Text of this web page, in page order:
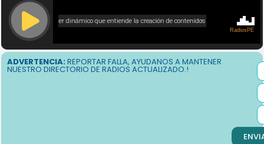
ADVERTENCIA: REPORTAR FALLA, AYUDANOS A MANTENER
NUESTRO DIRECTORIO DE RADIOS ACTUALIZADO.!